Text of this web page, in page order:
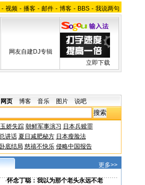
- 视频 - 播客 - 邮件 - 博客 - BBS - 我说两句
网友自建DJ专辑
立即下载
网页 博客 音乐 图片 说吧
娇失踪 朝鲜军事演习 日本兵赎罪
讲话 夏日减肥秘方 日本瘦脸法
底结局 慈禧不快乐 侵略中国报告
更多>>
·怀念丁聪：我以为那个老头永远不老